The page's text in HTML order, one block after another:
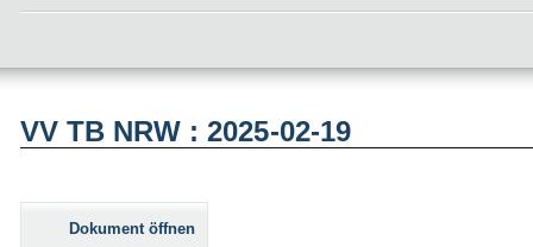
VV TB NRW : 2025-02-19
Dokument öffnen